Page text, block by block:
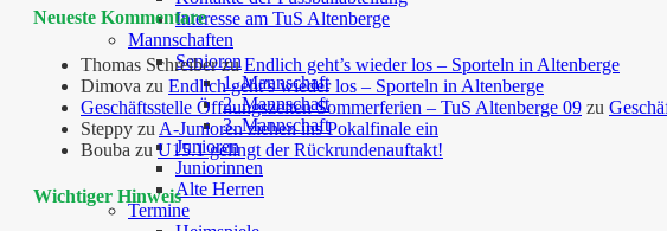
Interesse am TuS Altenberge
Mannschaften
Senioren
1. Mannschaft
2. Mannschaft
3. Mannschaft
Junioren
Juniorinnen
Alte Herren
Termine
Neueste Kommentare
Thomas SchreiberzuEndlich geht’s wieder los – Sporteln in Altenberge
Dimova zu Endlich geht’s wieder los – Sporteln in Altenberge
Geschäftsstelle Öffnungszeiten Sommerferien – TuS Altenberge 09 zu
Steppy zu A-Junioren ziehen ins Pokalfinale ein
Bouba zuU15.1 gelingt der Rückrundenauftakt!
Wichtiger Hinweis